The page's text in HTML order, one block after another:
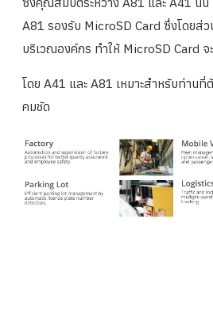
A81 รองรับ MicroSD Card ซึ่งโดยส่
บริเวณองค์กร ทำให้ MicroSD Card จ
โดย A41 และ A81 เหมาะสำหรับท่าน
คมชัด